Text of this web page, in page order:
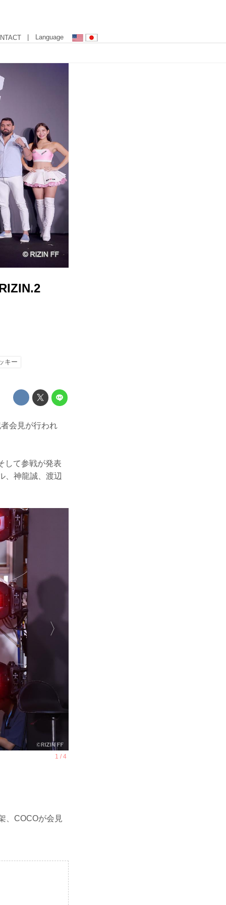
| Language
キー
会見が行われ
して参戦が発表
、神龍誠、渡辺
、COCOが会見